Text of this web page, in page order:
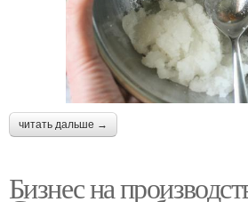
читать дальше →
Бизнес на